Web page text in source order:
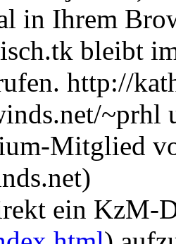
in Ihrem
bleibt
http://
~prhl
Mitglied
ein KzM-